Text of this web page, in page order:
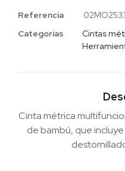
Referencia
Categorias
Cintas
Cinta métrica
de bambú, que